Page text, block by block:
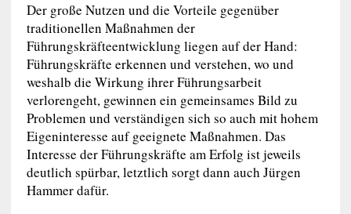
Der große Nutzen und die Vorteile gegenüber
traditionellen Maßnahmen der
Führungskräfteentwicklung liegen auf der Hand:
Führungskräfte erkennen und verstehen, wo und
weshalb die Wirkung ihrer Führungsarbeit
verlorengeht, gewinnen ein gemeinsames Bild zu
Problemen und verständigen sich so auch mit hohem
Eigeninteresse auf geeignete Maßnahmen. Das
Interesse der Führungskräfte am Erfolg ist jeweils
deutlich spürbar, letztlich sorgt dann auch Jürgen
Hammer dafür.